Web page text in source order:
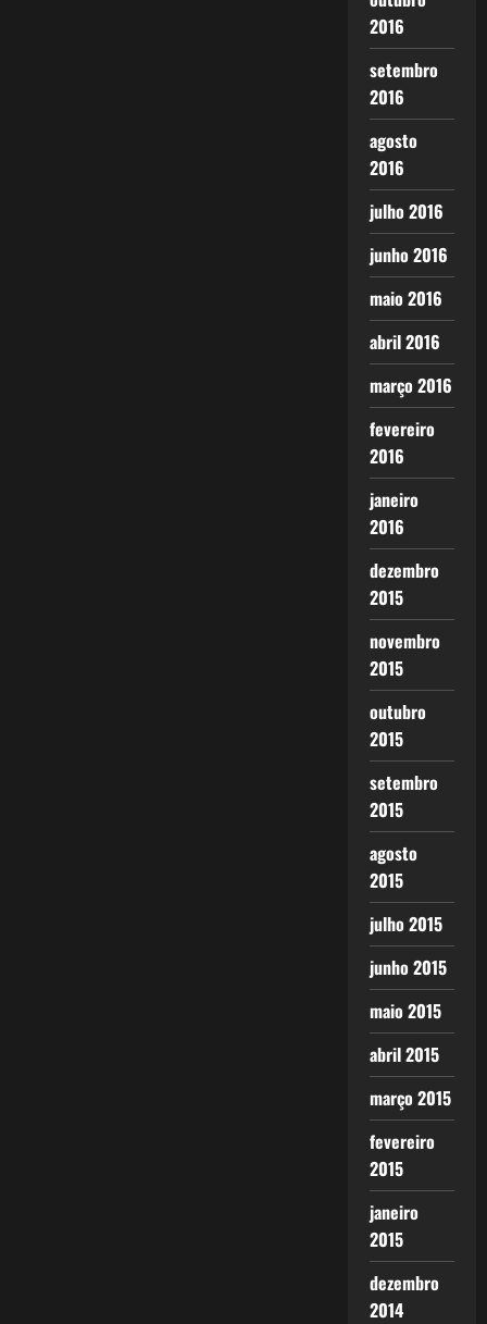
2016
setembro
2016
agosto
2016
julho 2016
junho 2016
maio 2016
abril 2016
março 2016
fevereiro
2016
janeiro
2016
dezembro
2015
novembro
2015
outubro
2015
setembro
2015
agosto
2015
julho 2015
junho 2015
maio 2015
abril 2015
março 2015
fevereiro
2015
janeiro
2015
dezembro
2014